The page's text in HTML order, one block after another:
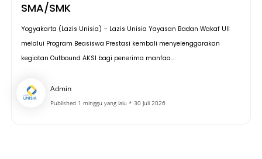
SMA/SMK
Yogyakarta (Lazis Unisia) – Lazis Unisia Yayasan Badan Wakaf UII
melalui Program Beasiswa Prestasi kembali menyelenggarakan
kegiatan Outbound AKSI bagi penerima manfaa...
Admin
Published 1 minggu yang lalu * 30 Juli 2026